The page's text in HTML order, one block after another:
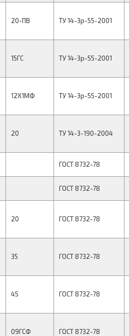
20-ПВ ТУ 14-3р-55-2001
15ГС ТУ 14-3р-55-2001
12Х1МФ ТУ 14-3р-55-2001
20 ТУ 14-3-190-2004
ГОСТ 8732-78
ГОСТ 8732-78
20 ГОСТ 8732-78
35 ГОСТ 8732-78
45 ГОСТ 8732-78
09ГСФ ГОСТ 8732-78